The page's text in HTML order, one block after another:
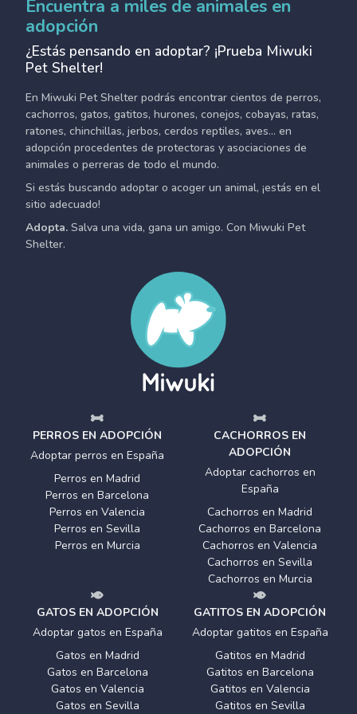
Encuentra a miles de animales en
adopción
¿Estás pensando en adoptar? ¡Prueba Miwuki
Pet Shelter!
En Miwuki Pet Shelter podrás encontrar cientos de perros,
cachorros, gatos, gatitos, hurones, conejos, cobayas, ratas,
ratones, chinchillas, jerbos, cerdos reptiles, aves... en
adopción procedentes de protectoras y asociaciones de
animales o perreras de todo el mundo.
Si estás buscando adoptar o acoger un animal, ¡estás en el
sitio adecuado!
Adopta. Salva una vida, gana un amigo. Con Miwuki Pet
Shelter.
PERROS EN ADOPCIÓN
Adoptar perros en España
Perros en Madrid
Perros en Barcelona
Perros en Valencia
Perros en Sevilla
Perros en Murcia
CACHORROS EN
ADOPCIÓN
Adoptar cachorros en
España
Cachorros en Madrid
Cachorros en Barcelona
Cachorros en Valencia
Cachorros en Sevilla
Cachorros en Murcia
GATOS EN ADOPCIÓN
Adoptar gatos en España
Gatos en Madrid
Gatos en Barcelona
Gatos en Valencia
Gatos en Sevilla
GATITOS EN ADOPCIÓN
Adoptar gatitos en España
Gatitos en Madrid
Gatitos en Barcelona
Gatitos en Valencia
Gatitos en Sevilla